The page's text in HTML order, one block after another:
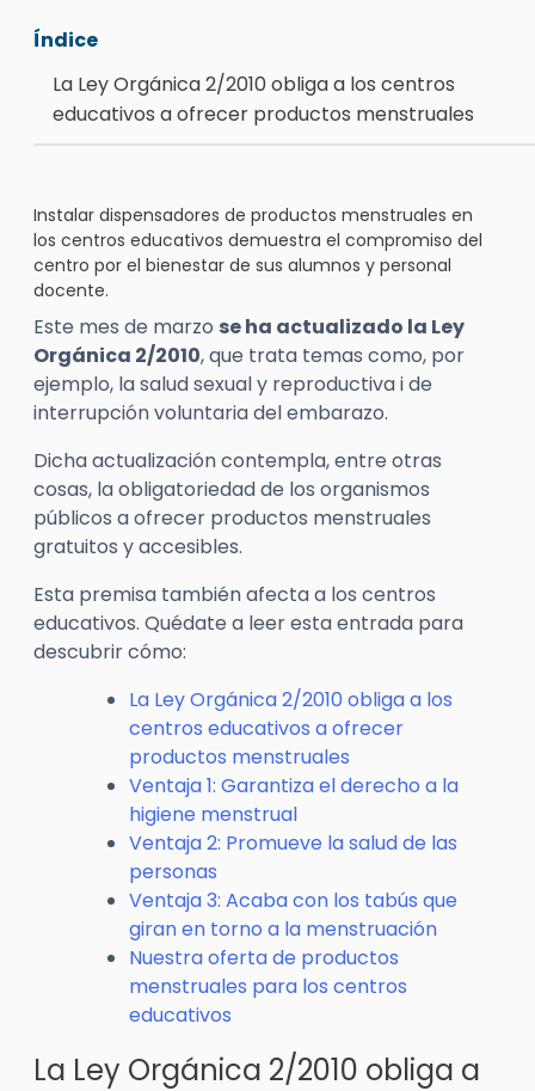
Índice
La Ley Orgánica 2/2010 obliga a los centros
educativos a ofrecer productos menstruales
Instalar dispensadores de productos menstruales en
los centros educativos demuestra el compromiso del
centro por el bienestar de sus alumnos y personal
docente.
Este mes de marzo se ha actualizado la Ley
Orgánica 2/2010, que trata temas como, por
ejemplo, la salud sexual y reproductiva i de
interrupción voluntaria del embarazo.
Dicha actualización contempla, entre otras
cosas, la obligatoriedad de los organismos
públicos a ofrecer productos menstruales
gratuitos y accesibles.
Esta premisa también afecta a los centros
educativos. Quédate a leer esta entrada para
descubrir cómo:
La Ley Orgánica 2/2010 obliga a los
centros educativos a ofrecer
productos menstruales
Ventaja 1: Garantiza el derecho a la
higiene menstrual
Ventaja 2: Promueve la salud de las
personas
Ventaja 3: Acaba con los tabús que
giran en torno a la menstruación
Nuestra oferta de productos
menstruales para los centros
educativos
La Ley Orgánica 2/2010 obliga a